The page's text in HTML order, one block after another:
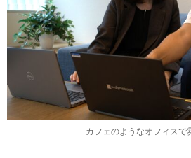
カフェのようなオフィス